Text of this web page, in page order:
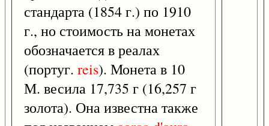
стандарта (1854 г.) по 1910
г., но стоимость на монетах
обозначается в реалах
(португ. reis). Монета в 10
М. весила 17,735 г (16,257 г
золота). Она известна также